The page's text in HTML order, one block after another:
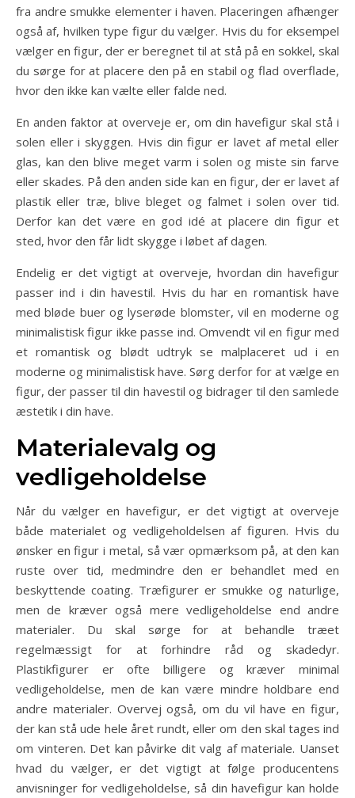
fra andre smukke elementer i haven. Placeringen afhænger
også af, hvilken type figur du vælger. Hvis du for eksempel
vælger en figur, der er beregnet til at stå på en sokkel, skal
du sørge for at placere den på en stabil og flad overflade,
hvor den ikke kan vælte eller falde ned.
En anden faktor at overveje er, om din havefigur skal stå i
solen eller i skyggen. Hvis din figur er lavet af metal eller
glas, kan den blive meget varm i solen og miste sin farve
eller skades. På den anden side kan en figur, der er lavet af
plastik eller træ, blive bleget og falmet i solen over tid.
Derfor kan det være en god idé at placere din figur et
sted, hvor den får lidt skygge i løbet af dagen.
Endelig er det vigtigt at overveje, hvordan din havefigur
passer ind i din havestil. Hvis du har en romantisk have
med bløde buer og lyserøde blomster, vil en moderne og
minimalistisk figur ikke passe ind. Omvendt vil en figur med
et romantisk og blødt udtryk se malplaceret ud i en
moderne og minimalistisk have. Sørg derfor for at vælge en
figur, der passer til din havestil og bidrager til den samlede
æstetik i din have.
Materialevalg og
vedligeholdelse
Når du vælger en havefigur, er det vigtigt at overveje
både materialet og vedligeholdelsen af figuren. Hvis du
ønsker en figur i metal, så vær opmærksom på, at den kan
ruste over tid, medmindre den er behandlet med en
beskyttende coating. Træfigurer er smukke og naturlige,
men de kræver også mere vedligeholdelse end andre
materialer. Du skal sørge for at behandle træet
regelmæssigt for at forhindre råd og skadedyr.
Plastikfigurer er ofte billigere og kræver minimal
vedligeholdelse, men de kan være mindre holdbare end
andre materialer. Overvej også, om du vil have en figur,
der kan stå ude hele året rundt, eller om den skal tages ind
om vinteren. Det kan påvirke dit valg af materiale. Uanset
hvad du vælger, er det vigtigt at følge producentens
anvisninger for vedligeholdelse, så din havefigur kan holde